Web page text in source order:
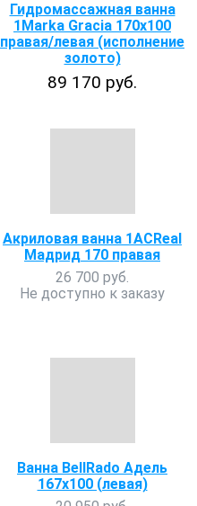
Гидромассажная ванна
1Marka Gracia 170х100
правая/левая (исполнение
золото)
89 170 руб.
Акриловая ванна 1ACReal
Мадрид 170 правая
26 700 руб.
Не доступно к заказу
Ванна BellRado Адель
167х100 (левая)